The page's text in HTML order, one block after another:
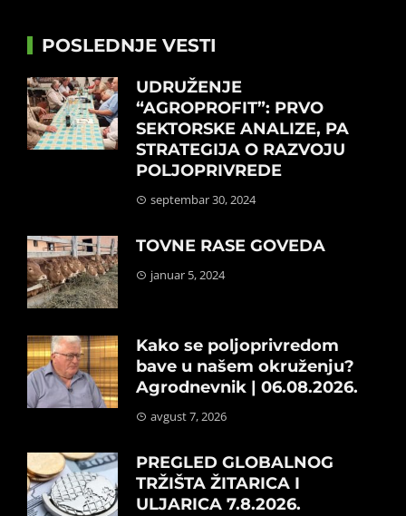
POSLEDNJE VESTI
UDRUŽENJE
“AGROPROFIT”: PRVO
SEKTORSKE ANALIZE, PA
STRATEGIJA O RAZVOJU
POLJOPRIVREDE
septembar 30, 2024
TOVNE RASE GOVEDA
januar 5, 2024
Kako se poljoprivredom
bave u našem okruženju?
Agrodnevnik | 06.08.2026.
avgust 7, 2026
PREGLED GLOBALNOG
TRŽIŠTA ŽITARICA I
ULJARICA 7.8.2026.